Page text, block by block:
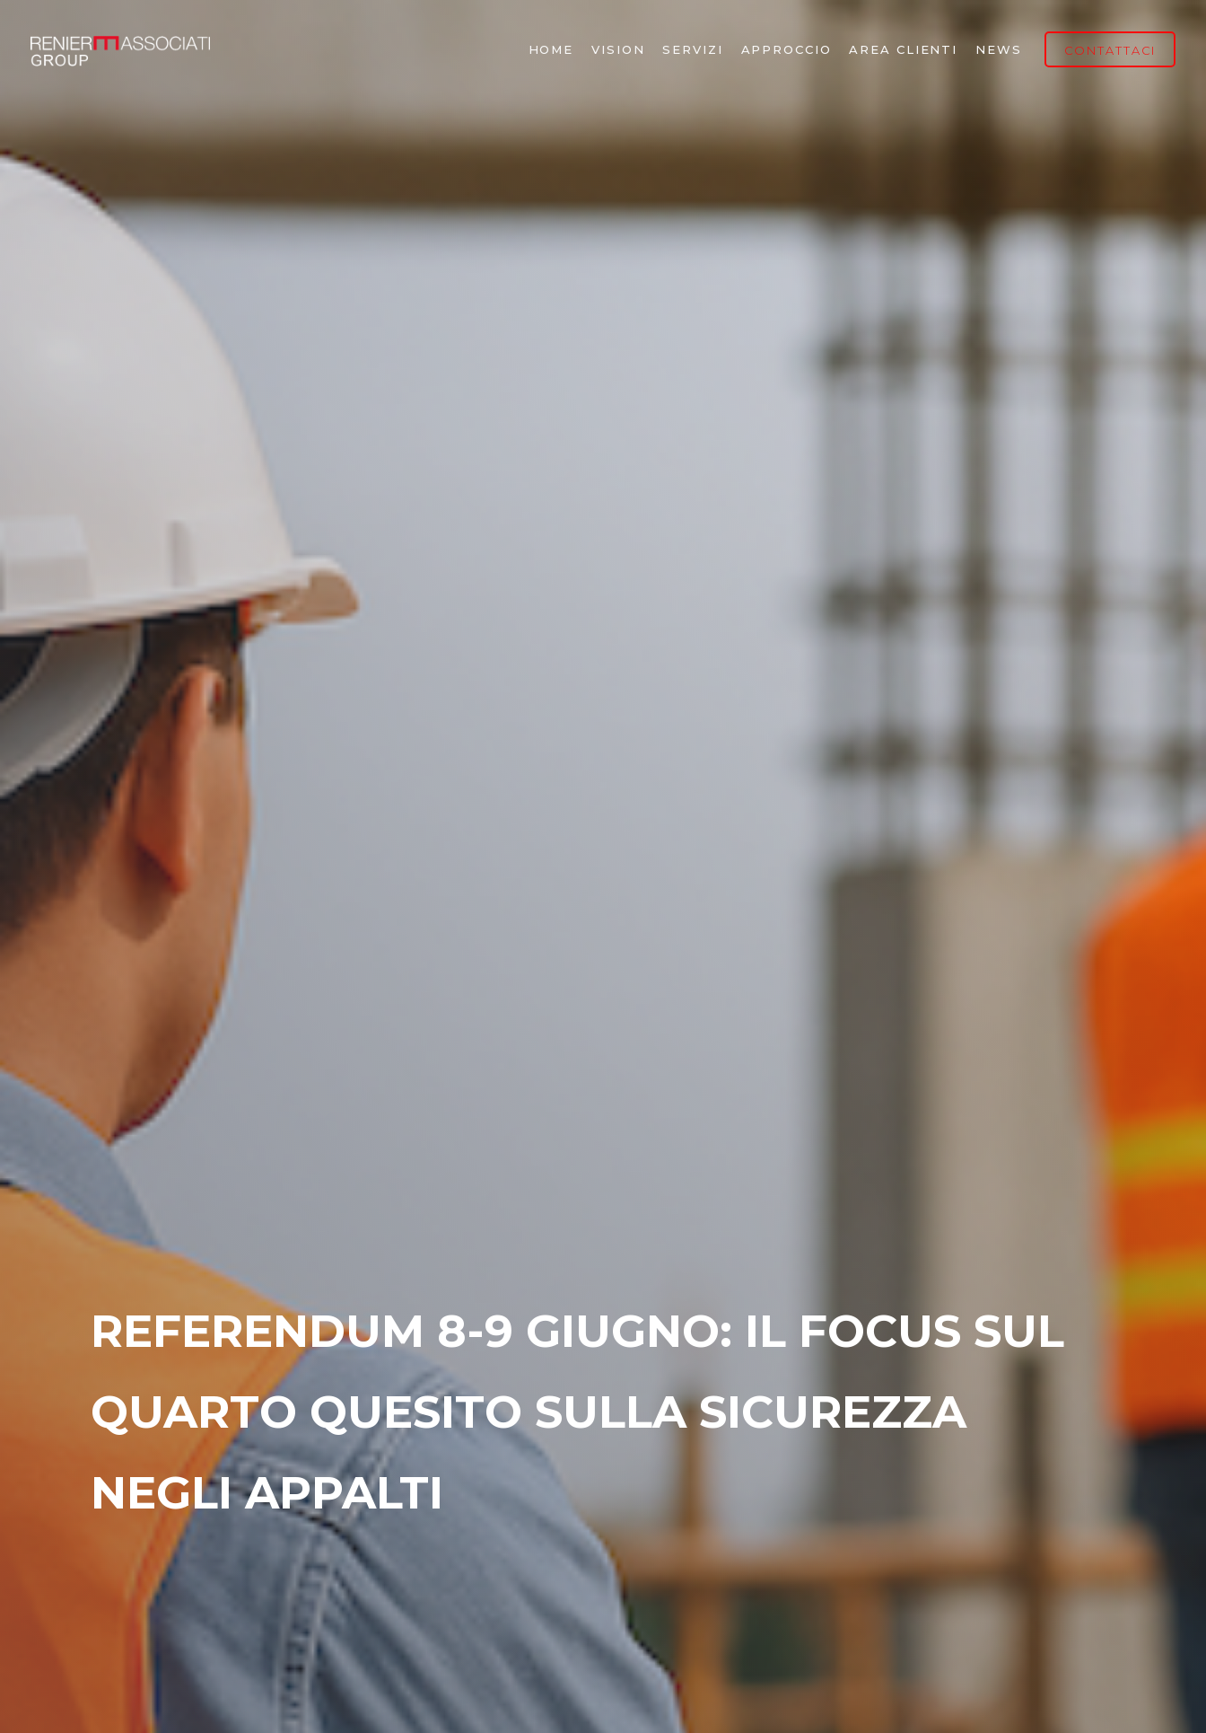
HOME VISION SERVIZI APPROCCIO AREA CLIENTI NEWS CONTATTACI
REFERENDUM 8-9 GIUGNO: IL FOCUS SUL
QUARTO QUESITO SULLA SICUREZZA
NEGLI APPALTI